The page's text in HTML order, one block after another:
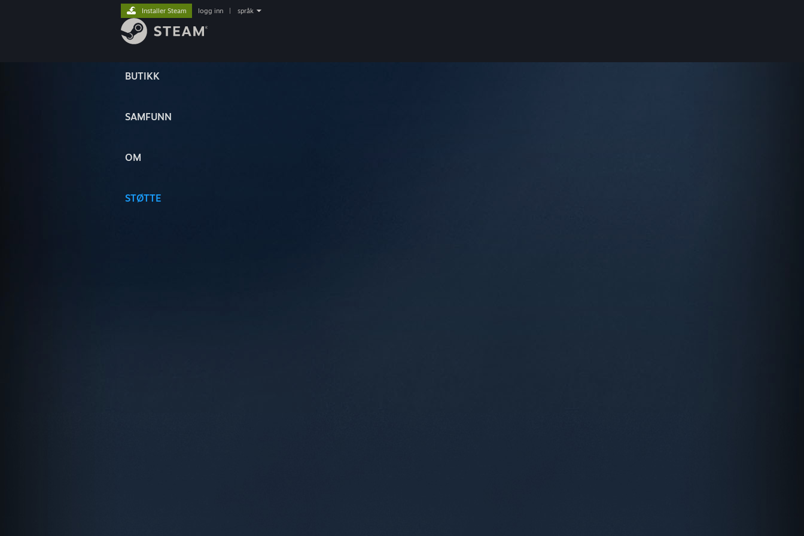
BUTIKK
SAMFUNN
OM
STØTTE
Installer Steam logg inn språk